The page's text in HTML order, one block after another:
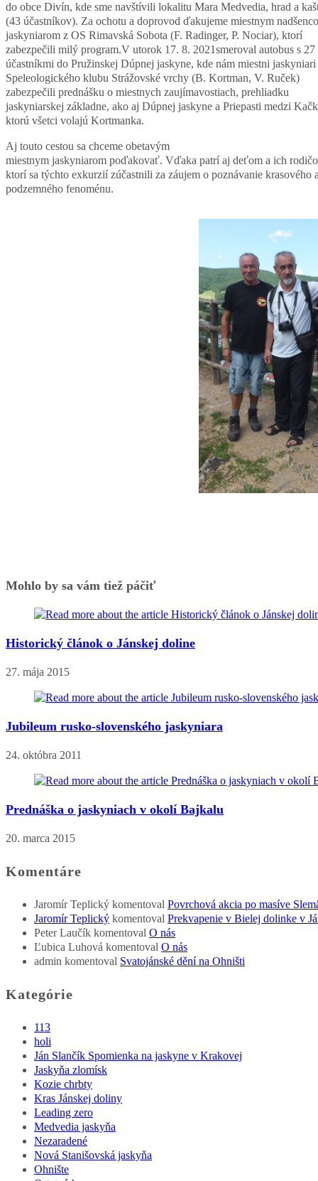
do obce Divín, kde sme navštívili lokalitu Mara Medvedia, hrad a
(43 účastníkov). Za ochotu a doprovod ďakujeme miestnym
jaskyniarom z OS Rimavská Sobota (F. Radinger, P. Nociar), ktorí
zabezpečili milý program.V utorok 17. 8. 2021smeroval autobus s 27
účastníkmi do Pružinskej Dúpnej jaskyne, kde nám miestni jaskyniari
Speleologického klubu Strážovské vrchy (B. Kortman, V. Ruček)
zabezpečili prednášku o miestnych zaujímavostiach, prehliadku
jaskyniarskej základne, ako aj Dúpnej jaskyne a Priepasti medzi
ktorú všetci volajú Kortmanka.
Aj touto cestou sa chceme obetavým
miestnym jaskyniarom poďakovať. Vďaka patrí aj deťom a ich
ktorí sa týchto exkurzií zúčastnili za záujem o poznávanie krasového
podzemného fenoménu.
Mohlo by sa vám tiež páčiť
Historický článok o Jánskej doline
27. mája 2015
Jubileum rusko-slovenského jaskyniara
24. októbra 2011
Prednáška o jaskyniach v okolí Bajkalu
20. marca 2015
Komentáre
Jaromír Teplický komentoval Povrchová akcia po masíve
Jaromír Teplický komentoval Prekvapenie v Bielej dolinke v
Peter Laučík komentoval O nás
Ľubica Luhová komentoval O nás
admin komentoval Svatojánské dění na Ohništi
Kategórie
113
holi
Ján Slančík Spomienka na jaskyne v Krakovej
Jaskyňa zlomísk
Kozie chrbty
Kras Jánskej doliny
Leading zero
Medvedia jaskyňa
Nezaradené
Nová Stanišovská jaskyňa
Ohnište